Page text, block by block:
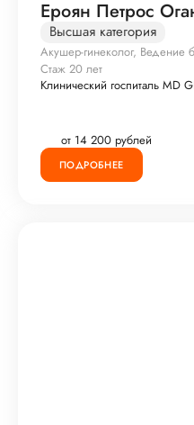
Ероян Петрос
Высшая категория
Акушер-гинеколог, Ведение
Стаж 20 лет
Клинический госпиталь MD
от 14 200 рублей
ПОДРОБНЕЕ